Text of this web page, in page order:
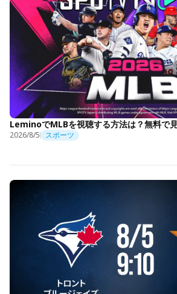
LeminoでMLBを視聴する方法は？無料で
2026/8/5 スポーツ